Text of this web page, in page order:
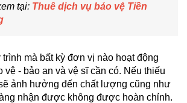
tại: Thuê dịch vụ bảo vệ Tiền
mà bất kỳ đơn vị nào hoạt động
vệ - bảo an và vệ sĩ cần có. Nếu thiếu
ảnh hưởng đến chất lượng cũng như
nhận được không được hoàn chỉnh.